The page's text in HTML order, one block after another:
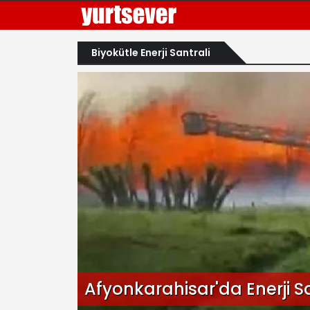
Biyokütle Enerji Santrali
Afyonkarahisar'da Enerji